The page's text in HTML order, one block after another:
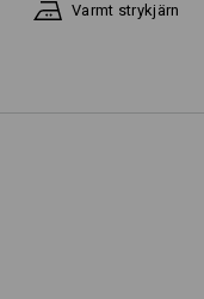
Varmt strykjärn